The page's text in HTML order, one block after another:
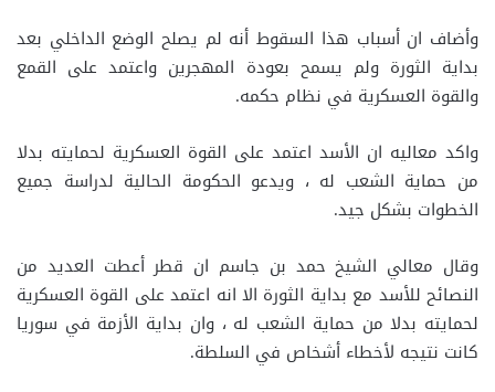
وأضاف ان أسباب هذا السقوط أنه لم يصلح الوضع الداخلي بعد
بداية الثورة ولم يسمح بعودة المهجرين واعتمد على القمع
والقوة العسكرية في نظام حكمه.
واكد معاليه ان الأسد اعتمد على القوة العسكرية لحمايته بدلا
من حماية الشعب له ، ويدعو الحكومة الحالية لدراسة جميع
الخطوات بشكل جيد.
وقال معالي الشيخ حمد بن جاسم ان قطر أعطت العديد من
النصائح للأسد مع بداية الثورة الا انه اعتمد على القوة العسكرية
لحمايته بدلا من حماية الشعب له ، وان بداية الأزمة في سوريا
كانت نتيجه لأخطاء أشخاص في السلطة.